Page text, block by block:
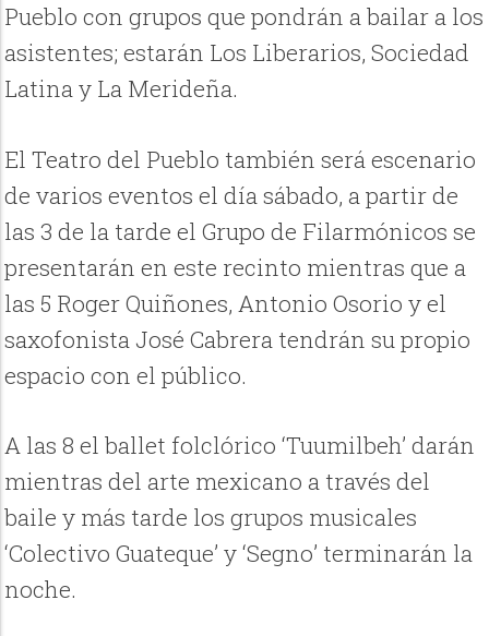
Pueblo con grupos que pondrán a bailar a los
asistentes; estarán Los Liberarios, Sociedad
Latina y La Merideña.
El Teatro del Pueblo también será escenario
de varios eventos el día sábado, a partir de
las 3 de la tarde el Grupo de Filarmónicos se
presentarán en este recinto mientras que a
las 5 Roger Quiñones, Antonio Osorio y el
saxofonista José Cabrera tendrán su propio
espacio con el público.
A las 8 el ballet folclórico ‘Tuumilbeh’ darán
mientras del arte mexicano a través del
baile y más tarde los grupos musicales
‘Colectivo Guateque’ y ‘Segno’ terminarán la
noche.